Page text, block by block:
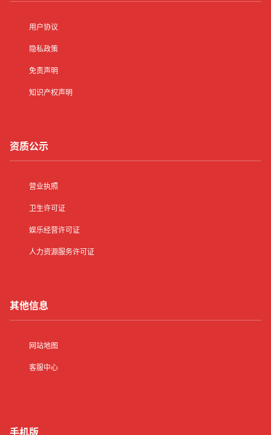
用户协议
隐私政策
免责声明
知识产权声明
资质公示
营业执照
卫生许可证
娱乐经营许可证
人力资源服务许可证
其他信息
网站地图
客服中心
手机版